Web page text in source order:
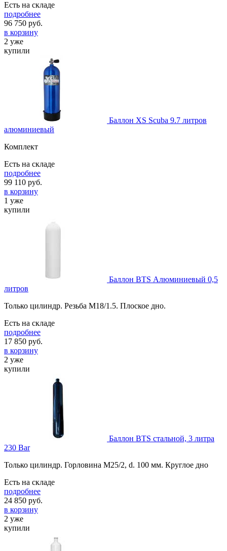
Есть на складе
подробнее
96 750 руб.
в корзину
2 уже
купили
Баллон XS Scuba 9.7 литров
алюминиевый
Комплект
Есть на складе
подробнее
99 110 руб.
в корзину
1 уже
купили
Баллон BTS Алюминиевый 0,5
литров
Только цилиндр. Резьба М18/1.5. Плоское дно.
Есть на складе
подробнее
17 850 руб.
в корзину
2 уже
купили
Баллон BTS стальной, 3 литра
230 Bar
Только цилиндр. Горловина М25/2, d. 100 мм. Круглое дно
Есть на складе
подробнее
24 850 руб.
в корзину
2 уже
купили